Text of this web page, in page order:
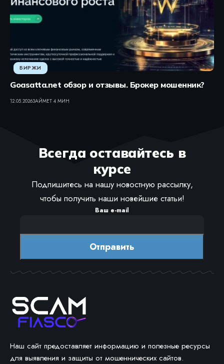
БИРЖИ
Goasatta.net обзор и отзывы. Брокер мошенник?
12.05.2026ЗАЙМЕТ 4 МИН
Всегда оставайтесь в
курсе
Подпишитесь на нашу новостную рассылку,
чтобы получить наши новейшие статьи!
Ваш e-mail
Наш сайт предоставляет информацию и полезные ресурсы
для выявления и защиты от мошеннических сайтов.